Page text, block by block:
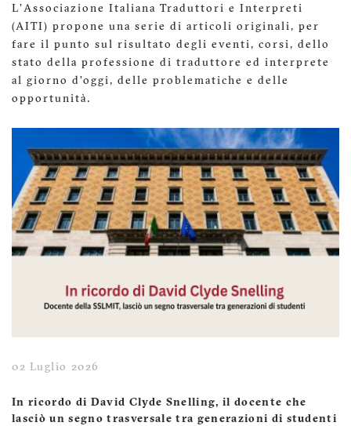
L'Associazione Italiana Traduttori e Interpreti
(AITI) propone una serie di articoli originali, per
fare il punto sul risultato degli eventi, corsi, dello
stato della professione di traduttore ed interprete
al giorno d’oggi, delle problematiche e delle
opportunità.
02 Luglio 2026
In ricordo di David Clyde Snelling, il docente che
lasciò un segno trasversale tra generazioni di studenti